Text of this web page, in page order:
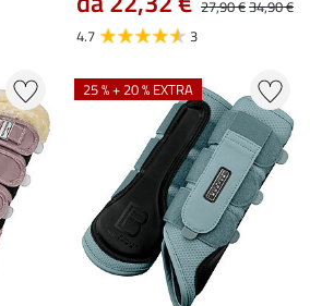
27,90 €34,90 €
4.7
3
25 % + 20 % EXTRA